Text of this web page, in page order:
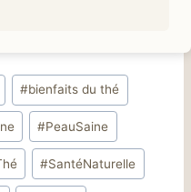
#bienfaits du thé
#PeauSaine
#SantéNaturelle